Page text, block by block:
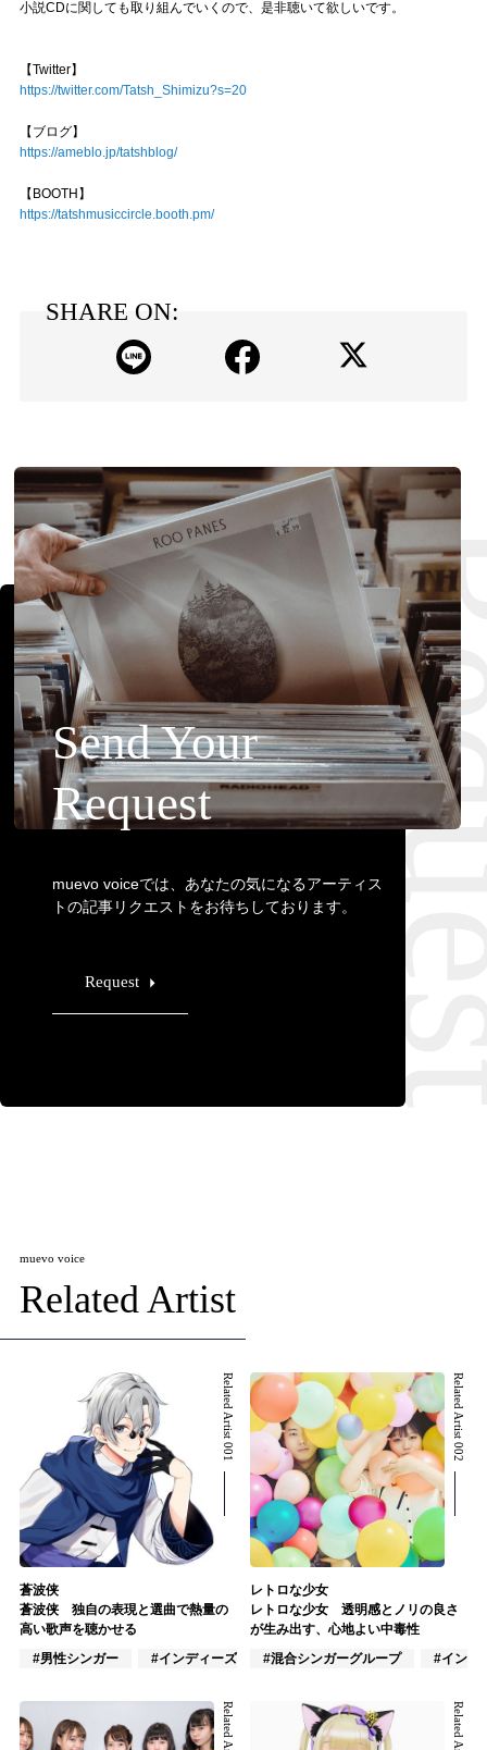
小説CDに関しても取り組んでいくので、是非聴いて欲しいです。
【Twitter】
https://twitter.com/Tatsh_Shimizu?s=20
【ブログ】
https://ameblo.jp/tatshblog/
【BOOTH】
https://tatshmusiccircle.booth.pm/
SHARE ON:
Send Your
Request
muevo voiceでは、あなたの気になるアーティス
トの記事リクエストをお待ちしております。
Request
muevo voice
Related Artist
Related Artist 001
蒼波侠
蒼波侠 独自の表現と選曲で熱量の
高い歌声を聴かせる
#男性シンガー
#インディーズ #男性バンド
Related Artist 002
レトロな少女
レトロな少女 透明感とノリの良さ
が生み出す、心地よい中毒性
#混合シンガーグループ
#インデ